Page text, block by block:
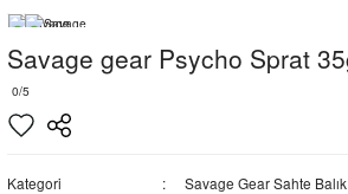
Savage gear Psycho Sprat
0/5
Kategori
Savage Gear Sahte Balık